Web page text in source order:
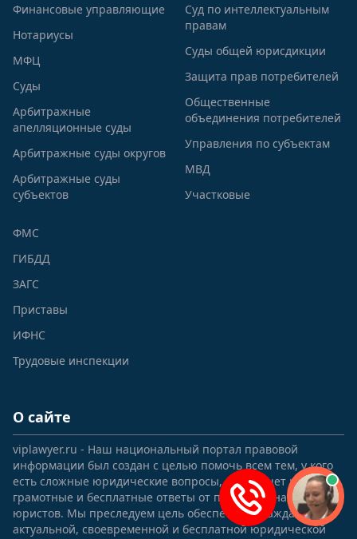
Финансовые управляющие
Нотариусы
МФЦ
Суды
Арбитражные
апелляционные суды
Арбитражные суды округов
Арбитражные суды
субъектов
Суд по интеллектуальным
правам
Суды общей юрисдикции
Защита прав потребителей
Общественные
объединения потребителей
Управления по субъектам
МВД
Участковые
ФМС
ГИБДД
ЗАГС
Приставы
ИФНС
Трудовые инспекции
О сайте
viplawyer.ru - Наш национальный портал правовой
информации был создан с целью помочь всем тем, у кого
есть сложные юридические вопросы, и кто ищет на них
грамотные и бесплатные ответы от профессиональных
юристов. Мы преследуем цель обеспечить граждан РФ
актуальной, своевременной и бесплатной юридической